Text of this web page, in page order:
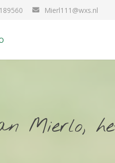
Mierl111@wxs.nl
Mierlo,